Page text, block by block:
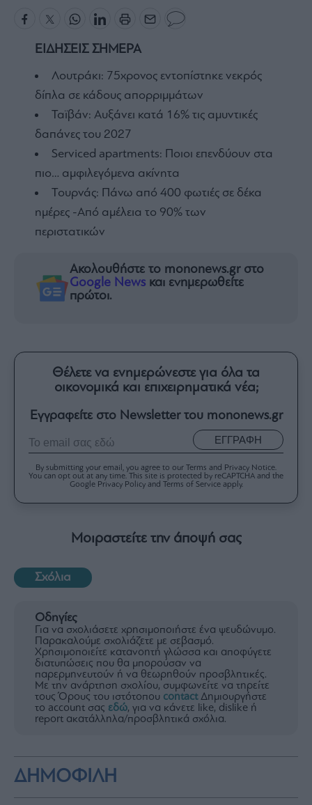
ΕΙΔΗΣΕΙΣ ΣΗΜΕΡΑ
Λουτράκι: 75χρονος εντοπίστηκε νεκρός
δίπλα σε κάδους απορριμμάτων
Ταϊβάν: Αυξάνει κατά 16% τις αμυντικές
δαπάνες του 2027
Serviced apartments: Ποιοι επενδύουν στα
πιο… αμφιλεγόμενα ακίνητα
Τουρνάς: Πάνω από 400 φωτιές σε δέκα
ημέρες -Από αμέλεια το 90% των
περιστατικών
Ακολουθήστε το mononews.gr στο
Google News και ενημερωθείτε
πρώτοι.
Θέλετε να ενημερώνεστε για όλα τα
οικονομικά και επιχειρηματικά νέα;
Εγγραφείτε στο Newsletter του mononews.gr
ΕΓΓΡΑΦΗ
By submitting your email, you agree to our Terms and Privacy Notice.
You can opt out at any time. This site is protected by reCAPTCHA and the
Google Privacy Policy and Terms of Service apply.
Μοιραστείτε την άποψή σας
Σχόλια
Οδηγίες
Για να σχολιάσετε χρησιμοποιήστε ένα ψευδώνυμο.
Παρακαλούμε σχολιάζετε με σεβασμό.
Χρησιμοποιείτε κατανοητή γλώσσα και αποφύγετε
διατυπώσεις που θα μπορούσαν να
παρερμηνευτούν ή να θεωρηθούν προσβλητικές.
Με την ανάρτηση σχολίου, συμφωνείτε να τηρείτε
τους Όρους του ιστότοπου contactΔημιουργήστε
το account σας εδώ, για να κάνετε like, dislike ή
report ακατάλληλα/προσβλητικά σχόλια.
ΔΗΜΟΦΙΛΗ